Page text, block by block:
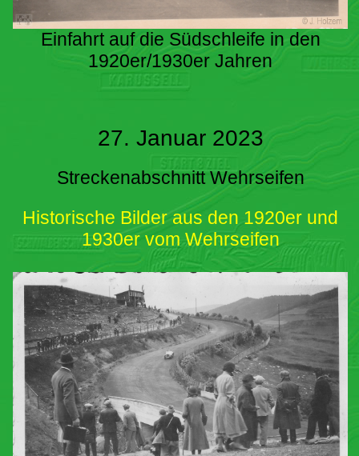
Einfahrt auf die Südschleife in den
1920er/1930er Jahren
27. Januar 2023
Streckenabschnitt Wehrseifen
Historische Bilder aus den 1920er und
1930er vom Wehrseifen